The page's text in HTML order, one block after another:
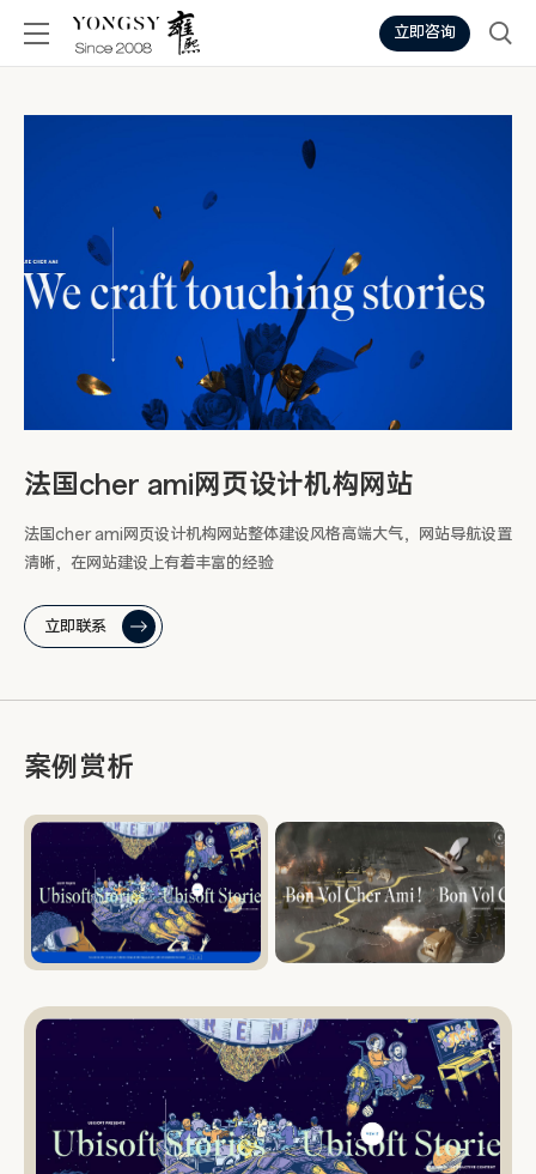
立即咨询
法国cher ami网页设计机构网站
法国cher ami网页设计机构网站整体建设风格高端大气，网站导航设置
清晰，在网站建设上有着丰富的经验
立即联系
案例赏析